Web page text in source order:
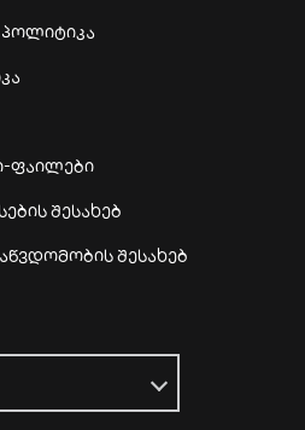
ფაილები
შესახებ
შესახებ